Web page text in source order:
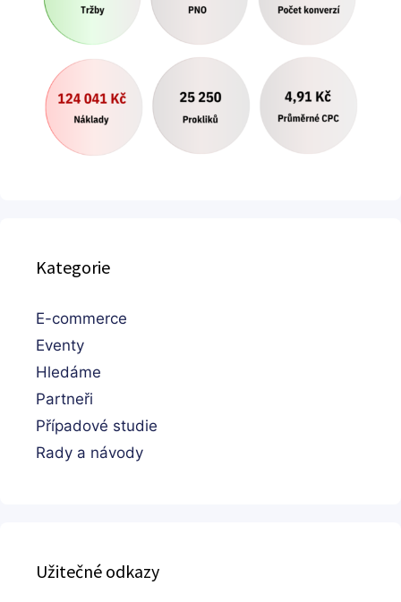
Kategorie
E-commerce
Eventy
Hledáme
Partneři
Případové studie
Rady a návody
Užitečné odkazy